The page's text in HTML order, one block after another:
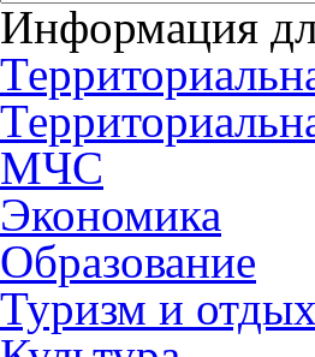
Информация
МЧС
Экономика
Образование
Туризм и отдых